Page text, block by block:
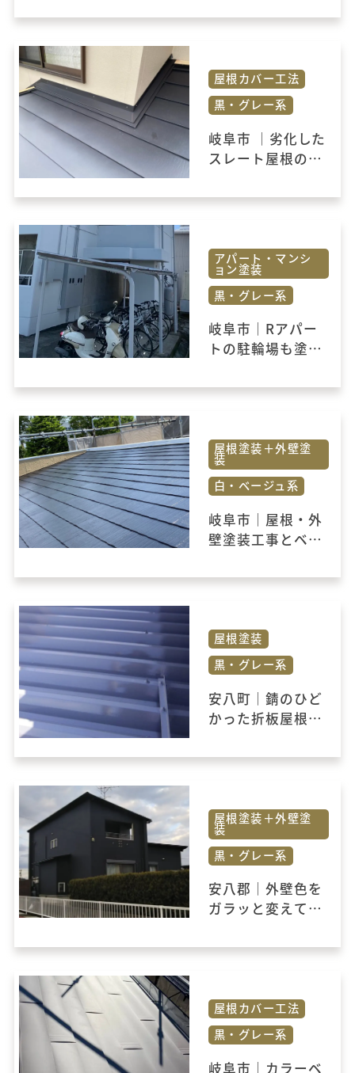
ました。
屋根カバー工法
黒・グレー系
岐阜市 ｜劣化した
スレート屋根のカ
いました。
アパート・マンシ
ョン塗装
黒・グレー系
岐阜市｜Rアパー
トの駐輪場も塗装
屋根塗装＋外壁塗
装
白・ベージュ系
岐阜市｜屋根・外
壁塗装工事とベラ
おこないました。
屋根塗装
黒・グレー系
安八町｜錆のひど
かった折板屋根を
屋根塗装＋外壁塗
装
黒・グレー系
安八郡｜外壁色を
ガラッと変えて家
しました！
屋根カバー工法
黒・グレー系
岐阜市｜カラーベ